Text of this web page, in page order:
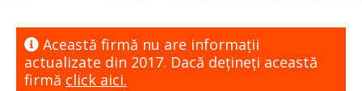
Această firmă nu are informaţii
actualizate din 2017. Dacă dețineți această
firmă click aici.